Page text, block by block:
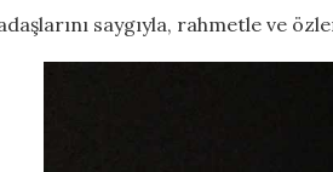
saygıyla, rahmetle ve